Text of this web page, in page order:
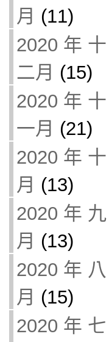
月 (11)
2020 年 十
二月 (15)
2020 年 十
一月 (21)
2020 年 十
月 (13)
2020 年 九
月 (13)
2020 年 八
月 (15)
2020 年 七